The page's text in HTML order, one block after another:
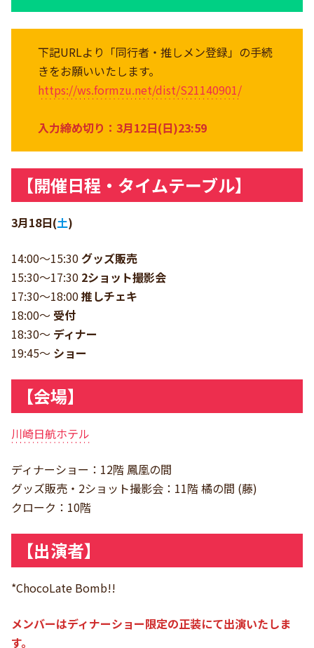
下記URLより「同行者・推しメン登録」の手続
きをお願いいたします。
https://ws.formzu.net/dist/S21140901/
入力締め切り：3月12日(日)23:59
【開催日程・タイムテーブル】
3月18日(土)
14:00〜15:30グッズ販売
15:30〜17:30 2ショット撮影会
17:30〜18:00推しチェキ
18:00〜 受付
18:30〜 ディナー
19:45〜 ショー
【会場】
川崎日航ホテル
ディナーショー：12階 鳳凰の間
グッズ販売・2ショット撮影会：11階 橘の間 (藤)
クローク：10階
【出演者】
*ChocoLate Bomb!!
メンバーはディナーショー限定の正装にて出演いたしま
す。